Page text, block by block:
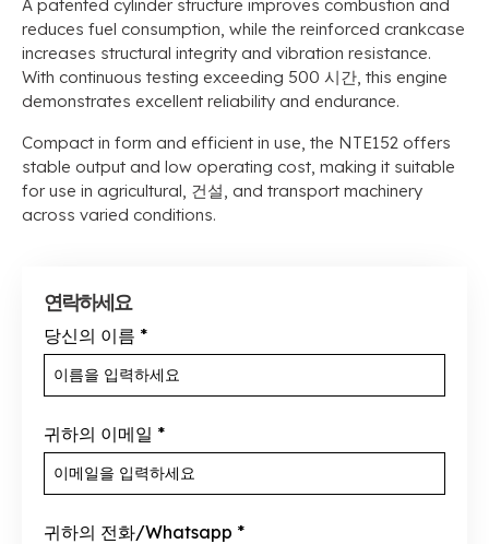
A patented cylinder structure improves combustion and
reduces fuel consumption, while the reinforced crankcase
increases structural integrity and vibration resistance.
With continuous testing exceeding 500 시간, this engine
demonstrates excellent reliability and endurance.
Compact in form and efficient in use, the NTE152 offers
stable output and low operating cost, making it suitable
for use in agricultural, 건설, and transport machinery
across varied conditions.
연락하세요
당신의 이름 *
귀하의 이메일 *
귀하의 전화/Whatsapp *